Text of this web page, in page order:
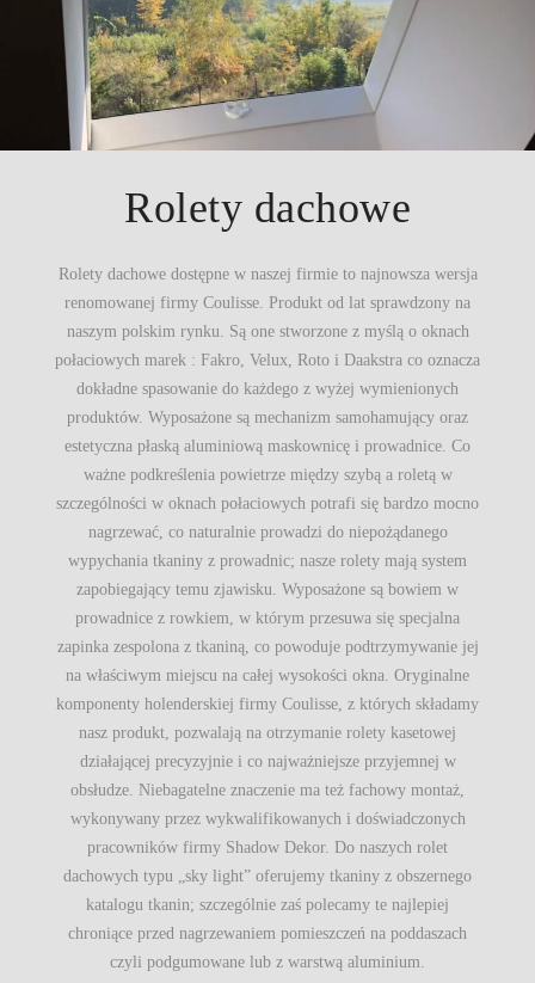
Rolety dachowe
Rolety dachowe dostępne w naszej firmie to najnowsza wersja
renomowanej firmy Coulisse. Produkt od lat sprawdzony na
naszym polskim rynku. Są one stworzone z myślą o oknach
połaciowych marek : Fakro, Velux, Roto i Daakstra co oznacza
dokładne spasowanie do każdego z wyżej wymienionych
produktów. Wyposażone są mechanizm samohamujący oraz
estetyczna płaską aluminiową maskownicę i prowadnice. Co
ważne podkreślenia powietrze między szybą a roletą w
szczególności w oknach połaciowych potrafi się bardzo mocno
nagrzewać, co naturalnie prowadzi do niepożądanego
wypychania tkaniny z prowadnic; nasze rolety mają system
zapobiegający temu zjawisku. Wyposażone są bowiem w
prowadnice z rowkiem, w którym przesuwa się specjalna
zapinka zespolona z tkaniną, co powoduje podtrzymywanie jej
na właściwym miejscu na całej wysokości okna. Oryginalne
komponenty holenderskiej firmy Coulisse, z których składamy
nasz produkt, pozwalają na otrzymanie rolety kasetowej
działającej precyzyjnie i co najważniejsze przyjemnej w
obsłudze. Niebagatelne znaczenie ma też fachowy montaż,
wykonywany przez wykwalifikowanych i doświadczonych
pracowników firmy Shadow Dekor. Do naszych rolet
dachowych typu „sky light” oferujemy tkaniny z obszernego
katalogu tkanin; szczególnie zaś polecamy te najlepiej
chroniące przed nagrzewaniem pomieszczeń na poddaszach
czyli podgumowane lub z warstwą aluminium.